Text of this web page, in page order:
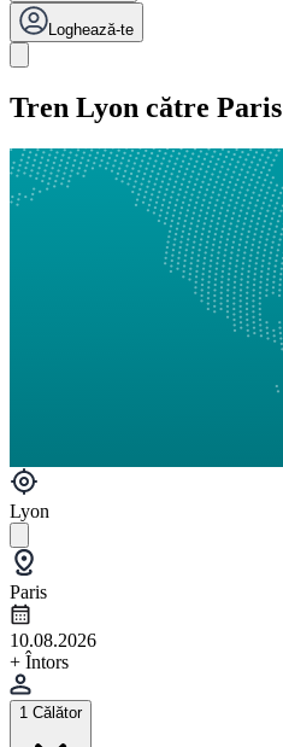
Loghează-te
Tren Lyon către Paris
Lyon
Paris
10.08.2026
+ Întors
1 Călător